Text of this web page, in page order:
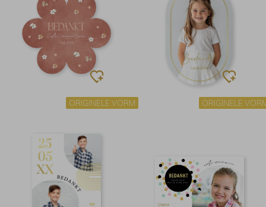
ORIGINELE VORM ORIGINELE